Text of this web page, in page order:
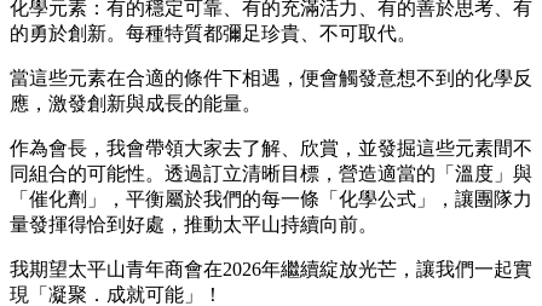
化學元素：有的穩定可靠、有的充滿活力、有的善於思考、有
的勇於創新。每種特質都彌足珍貴、不可取代。
當這些元素在合適的條件下相遇，便會觸發意想不到的化學反
應，激發創新與成長的能量。
作為會長，我會帶領大家去了解、欣賞，並發掘這些元素間不
同組合的可能性。透過訂立清晰目標，營造適當的「溫度」與
「催化劑」，平衡屬於我們的每一條「化學公式」，讓團隊力
量發揮得恰到好處，推動太平山持續向前。
我期望太平山青年商會在2026年繼續綻放光芒，讓我們一起實
現「凝聚．成就可能」！